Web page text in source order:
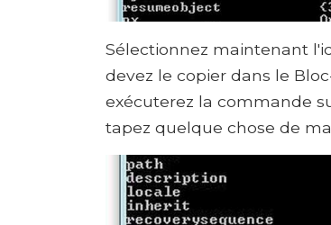
Sélectionnez maintenant
devez le copier dans le
exécuterez la commande
tapez quelque chose de